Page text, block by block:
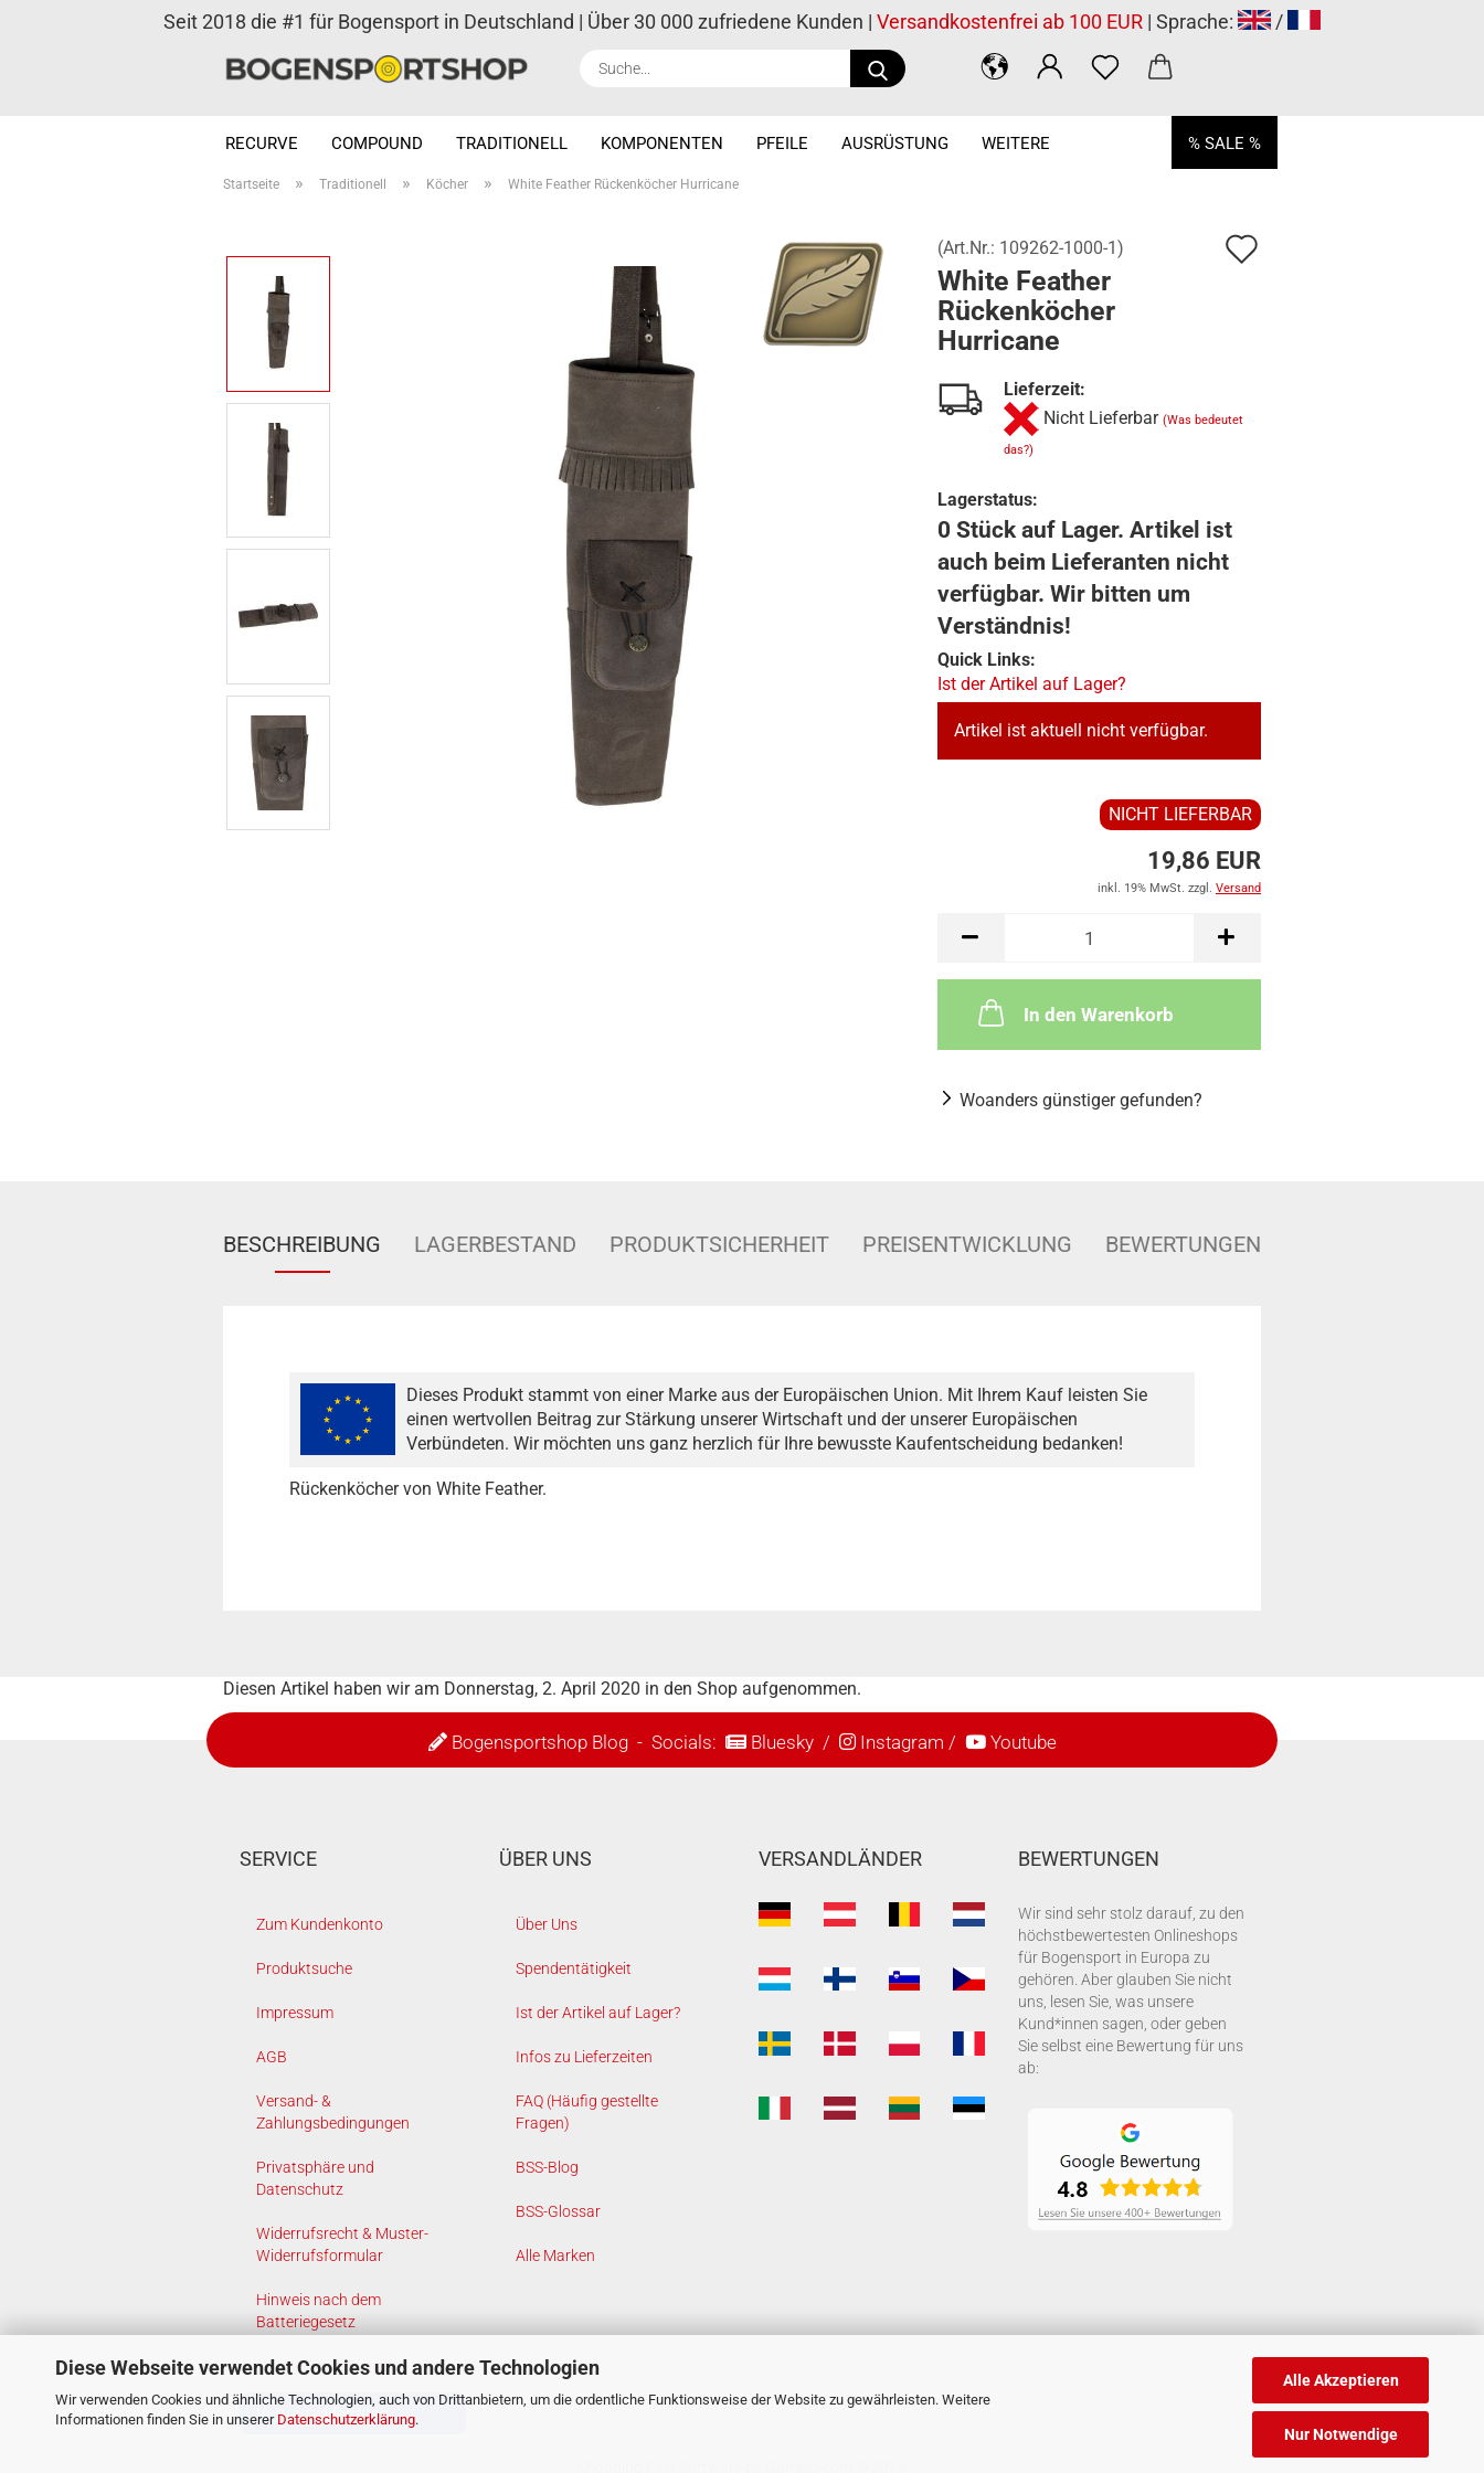
Diese Webseite verwendet Cookies und andere Technologien
Wir verwenden Cookies und ähnliche Technologien, auch von Drittanbietern, um die ordentliche Funktionsweise der Website zu gewährleisten. Weitere
Informationen finden Sie in unserer Datenschutzerklärung.
Alle Akzeptieren
Nur Notwendige
Suche...
Seit 2018 die #1 für Bogensport in Deutschland | Über 30 000 zufriedene Kunden | Versandkostenfrei ab 100 EUR | Sprache: /
RECURVE COMPOUND TRADITIONELL KOMPONENTEN PFEILE AUSRÜSTUNG % SALE %
WEITERE
Startseite » Traditionell » Köcher » White Feather Rückenköcher Hurricane
(Art.Nr.: 109262-1000-1)
White Feather
Rückenköcher
Hurricane
Lieferzeit:
Nicht Lieferbar (Was bedeutet
das?)
Lagerstatus:
0 Stück auf Lager. Artikel ist
auch beim Lieferanten nicht
verfügbar. Wir bitten um
Verständnis!
Quick Links:
Ist der Artikel auf Lager?
Artikel ist aktuell nicht verfügbar.
NICHT LIEFERBAR
19,86 EUR
inkl. 19% MwSt. zzgl. Versand
In den Warenkorb
Woanders günstiger gefunden?
BESCHREIBUNG LAGERBESTAND PRODUKTSICHERHEIT PREISENTWICKLUNG BEWERTUNGEN
Dieses Produkt stammt von einer Marke aus der Europäischen Union. Mit Ihrem Kauf leisten Sie
einen wertvollen Beitrag zur Stärkung unserer Wirtschaft und der unserer Europäischen
Verbündeten. Wir möchten uns ganz herzlich für Ihre bewusste Kaufentscheidung bedanken!
Rückenköcher von White Feather.
Diesen Artikel haben wir am Donnerstag, 2. April 2020 in den Shop aufgenommen.
Bogensportshop Blog- Socials: Bluesky/ Instagram / Youtube
SERVICE
Zum Kundenkonto
Produktsuche
Impressum
AGB
Versand- &
Zahlungsbedingungen
Privatsphäre und
Datenschutz
Widerrufsrecht & Muster-
Widerrufsformular
Hinweis nach dem
Batteriegesetz
Cookie Einstellungen
Vertrag widerrufen
ÜBER UNS
Über Uns
Spendentätigkeit
Ist der Artikel auf Lager?
Infos zu Lieferzeiten
FAQ (Häufig gestellte
Fragen)
BSS-Blog
BSS-Glossar
Alle Marken
VERSANDLÄNDER BEWERTUNGEN
Wir sind sehr stolz darauf, zu den
höchstbewertesten Onlineshops
für Bogensport in Europa zu
gehören. Aber glauben Sie nicht
uns, lesen Sie, was unsere
Kund*innen sagen, oder geben
Sie selbst eine Bewertung für uns
ab: